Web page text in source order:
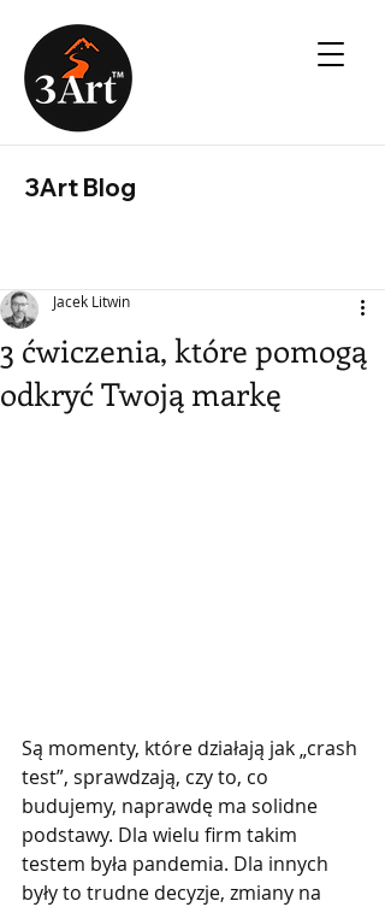
3Art Blog
3 ćwiczenia, które pomogą
odkryć Twoją markę
Jacek Litwin
Są momenty, które działają jak „crash
test”, sprawdzają, czy to, co
budujemy, naprawdę ma solidne
podstawy. Dla wielu firm takim
testem była pandemia. Dla innych
były to trudne decyzje, zmiany na